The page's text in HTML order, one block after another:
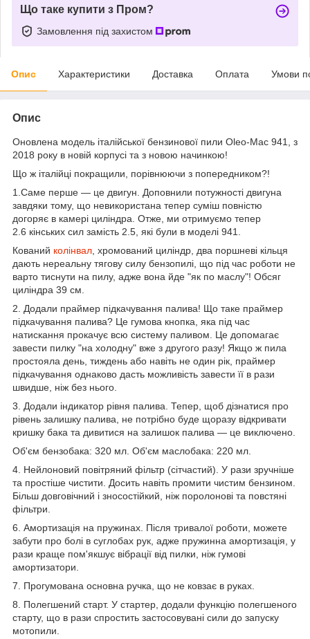
Що таке купити з Пром?
Замовлення під захистом
Опис Характеристики Доставка Оплата Умови
Опис
Оновлена модель італійської бензинової пили Oleo-Mac 941, з
2018 року в новій корпусі та з новою начинкою!
Що ж італійці покращили, порівнюючи з попередником?!
1.Саме перше — це двигун. Доповнили потужності двигуна
завдяки тому, що невикористана тепер суміш повністю
догоряє в камері циліндра. Отже, ми отримуємо тепер
2.6 кінських сил замість 2.5, які були в моделі 941.
Кований колінвал , хромований циліндр, два поршневі кільця
дають нереальну тягову силу бензопилі, що під час роботи не
варто тиснути на пилу, адже вона йде "як по маслу"! Обсяг
циліндра 39 см.
2. Додали праймер підкачування палива! Що таке праймер
підкачування палива? Це гумова кнопка, яка під час
натискання прокачує всю систему паливом. Це допомагає
завести пилку "на холодну" вже з другого разу! Якщо ж пила
простояла день, тиждень або навіть не один рік, праймер
підкачування однаково дасть можливість завести її в рази
швидше, ніж без нього.
3. Додали індикатор рівня палива. Тепер, щоб дізнатися про
рівень залишку палива, не потрібно буде щоразу відкривати
кришку бака та дивитися на залишок палива — це виключено.
Об'єм бензобака: 320 мл. Об'єм маслобака: 220 мл.
4. Нейлоновий повітряний фільтр (сітчастий). У рази зручніше
та простіше чистити. Досить навіть промити чистим бензином.
Більш довговічний і зносостійкий, ніж поролонові та повстяні
фільтри.
6. Амортизація на пружинах. Після тривалої роботи, можете
забути про болі в суглобах рук, адже пружинна амортизація, у
рази краще пом'якшує вібрації від пилки, ніж гумові
амортизатори.
7. Прогумована основна ручка, що не ковзає в руках.
8. Полегшений старт. У стартер, додали функцію полегшеного
старту, що в рази спростить застосовувані сили до запуску
мотопили.